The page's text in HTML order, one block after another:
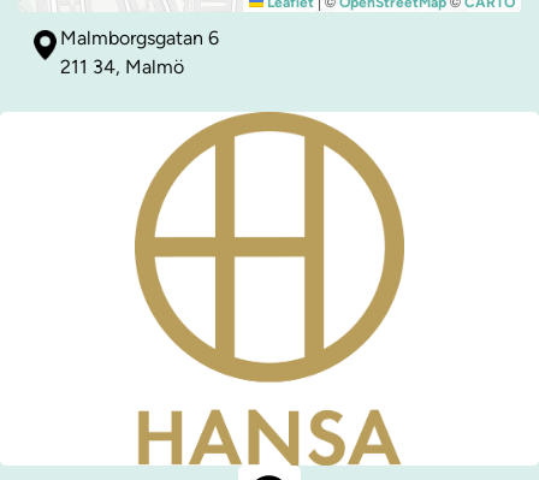
Malmborgsgatan 6
211 34, Malmö